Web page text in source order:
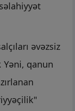
əvəzsiz
qanun